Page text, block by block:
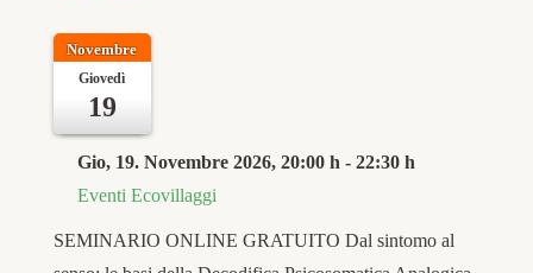
Novembre
Giovedì
19
Gio, 19. Novembre 2026, 20:00 h - 22:30 h
Eventi Ecovillaggi
SEMINARIO ONLINE GRATUITO Dal sintomo al